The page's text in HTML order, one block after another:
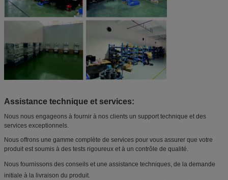
Assistance technique et services:
Nous nous engageons à fournir à nos clients un support technique et des
services exceptionnels.
Nous offrons une gamme complète de services pour vous assurer que votre
produit est soumis à des tests rigoureux et à un contrôle de qualité.
Nous fournissons des conseils et une assistance techniques, de la demande
initiale à la livraison du produit.